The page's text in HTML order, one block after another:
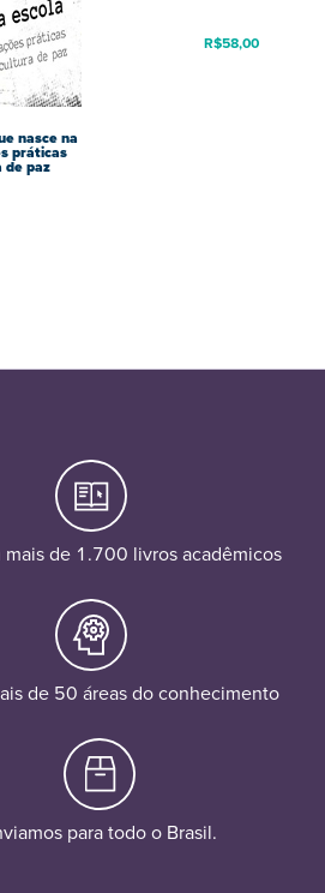
nasce na
práticas
paz
R$58,00
de 1.700 livros acadêmicos
de 50 áreas do conhecimento
para todo o Brasil.